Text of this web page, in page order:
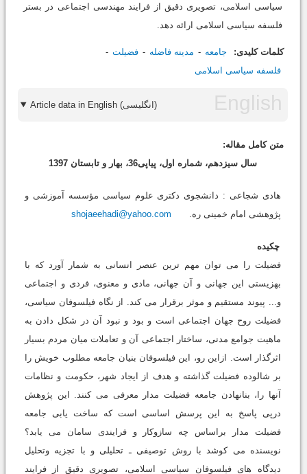
سیاسی اسلامی، تصویری دقیق از فرایند مهندسی اجتماعی در بستر
فلسفه سیاسی اسلامی ارائه دهد.
کلمات کلیدی: جامعه مدینه فاضله
فضیلت
فلسفه سیاسی اسلامی
Article data in English (انگلیسی)
متن کامل مقاله:
سال سیزدهم، شماره اول، پیاپی36، بهار و تابستان 1397
هادی شجاعی : دانشجوی دکتری علوم سیاسی مؤسسه آموزشی و
پژوهشی امام خمینی ره.
shojaeehadi@yahoo.com
چکیده
فضیلت را می توان مهم ترین عنصر انسانی به شمار آورد که با
بهزیستی این جهانی و آن جهانی، مادی و معنوی، فردی و اجتماعی
و... پیوند مستقیم و موثر برقرار می کند. از نگاه فیلسوفان سیاسی،
فضیلت روح جهان اجتماعی است و بود و نبود آن در شکل دادن به
ماهیت جوامع مدنی، ساختار اجتماعی آن و تعاملات میان مردم بسیار
اثرگذار است. ازاین رو، این فیلسوفان بنیان جامعه مطلوب خویش را
بر شالوده فضیلت گذاشته و هدف از ایجاد شهر، حکومت و نظامات
آنها را، بنانهادن جامعه فضیلت مدار معرفی می کنند. این پژوهش
درپی پاسخ به این پرسش اساسی است که ساخت یابی جامعه
فضیلت مدار براساس چه سازوکار و فرایندی سامان می یابد؟
نویسنده می کوشد با روش توصیفی ـ تحلیلی و با تجزیه وتحلیل
دیدگاه های فیلسوفان سیاسی اسلامی، تصویری دقیق از فرایند